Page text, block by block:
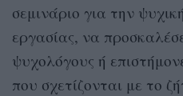
σεμινάριο για την
εργασίας, να
ψυχολόγους ή
που σχετίζονται με το